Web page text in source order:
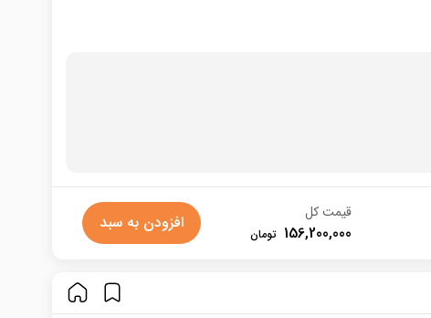
قیمت کل
156,200,000 افزودن به سبد